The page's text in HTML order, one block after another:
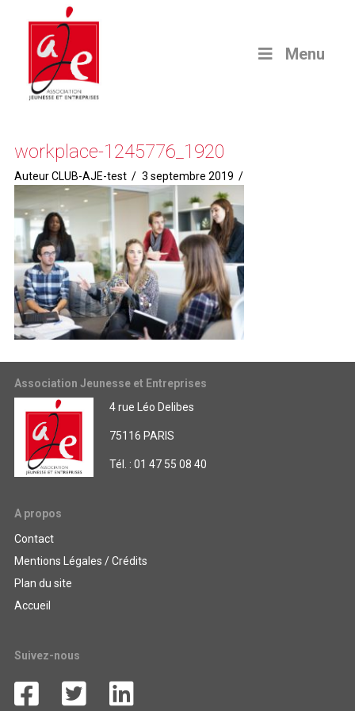
Menu
workplace-1245776_1920
Auteur CLUB-AJE-test 3 septembre 2019
Association Jeunesse et Entreprises
4 rue Léo Delibes
75116 PARIS
Tél. : 01 47 55 08 40
A propos
Contact
Mentions Légales / Crédits
Plan du site
Accueil
Suivez-nous